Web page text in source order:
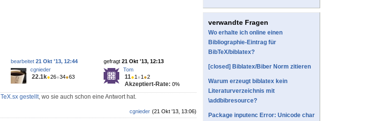
gefragt 21 Okt '13, 12:13
Tom
11●1 ●1 ●2
Akzeptiert-Rate: 0%
bearbeitet 21 Okt '13, 12:44
cgnieder
22.1k●26●34●63
TeX.sx gestellt, wo sie auch schon eine Antwort hat.
(21 Okt '13, 13:06)
cgnieder
verwandte Fragen
Wo erhalte ich online einen
Bibliographie-Eintrag für
BibTeX/biblatex?
[closed] Biblatex/Biber Norm zitieren
Warum erzeugt biblatex kein
Literaturverzeichnis mit
\addbibresource?
Package inputenc Error: Unicode char